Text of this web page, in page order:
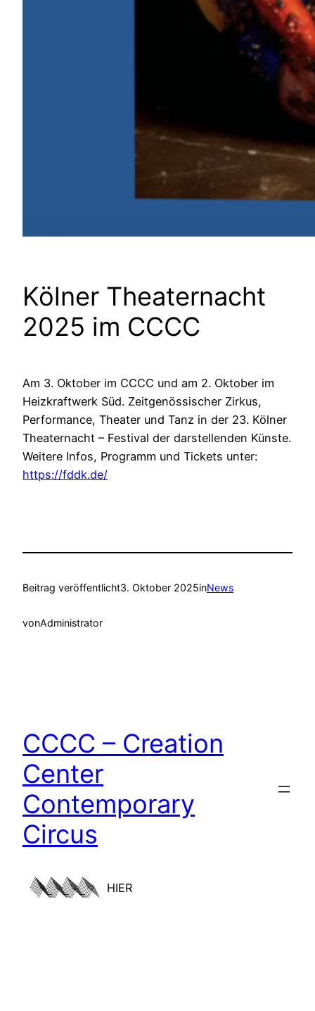
Kölner Theaternacht
2025 im CCCC
Am 3. Oktober im CCCC und am 2. Oktober im
Heizkraftwerk Süd. Zeitgenössischer Zirkus,
Performance, Theater und Tanz in der 23. Kölner
Theaternacht – Festival der darstellenden Künste.
Weitere Infos, Programm und Tickets unter:
https://fddk.de/
Beitrag veröffentlicht3. Oktober 2025inNews
vonAdministrator
CCCC – Creation
Center
Contemporary
Circus
HIER